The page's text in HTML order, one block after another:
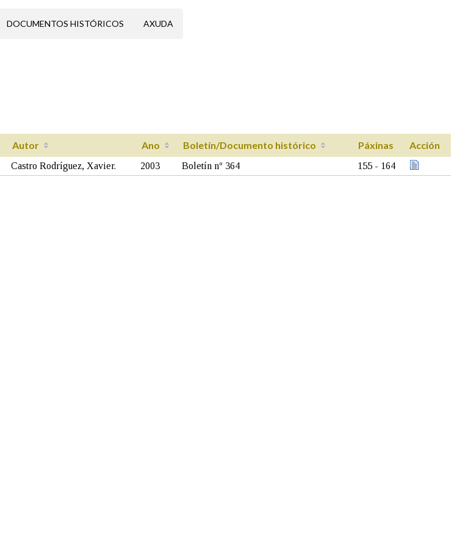
DOCUMENTOS HISTÓRICOS AXUDA
Autor Ano Boletín/Documento histórico Páxinas Acción
Castro Rodríguez, Xavier. 2003 Boletín nº 364 155 - 164